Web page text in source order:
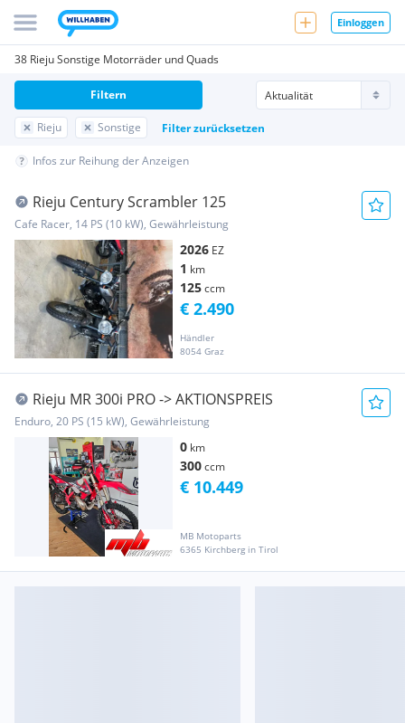
Einloggen
38 Rieju Sonstige Motorräder und Quads
Rieju Sonstige Filter zurücksetzen
Filtern
Infos zur Reihung der Anzeigen
Rieju Century Scrambler 125
Cafe Racer, 14 PS (10 kW), Gewährleistung
2026 EZ
1 km
125ccm
Händler
8054 Graz
€ 2.490
Rieju MR 300i PRO -> AKTIONSPREIS
Enduro, 20 PS (15 kW), Gewährleistung
0 km
300ccm
MB Motoparts
6365 Kirchberg in Tirol
€ 10.449